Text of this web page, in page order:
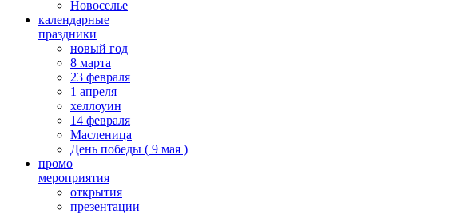
Новоселье
календарные
праздники
новый год
8 марта
23 февраля
1 апреля
хеллоуин
14 февраля
Масленица
День победы ( 9 мая )
промо
мероприятия
открытия
презентации